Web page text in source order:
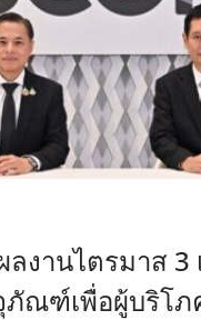
ผลงานไตรมาส
ภัณฑ์เพื่อผู้บริโภ